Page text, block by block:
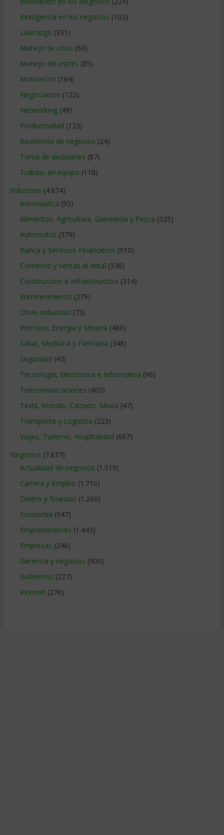
Inteligencia en los negocios (102)
Liderazgo (331)
Manejo de crisis (60)
Manejo del estrés (85)
Motivacion (164)
Negociacion (122)
Networking(49)
Productividad (123)
Reuniones de negocios (24)
Toma de decisiones (87)
Trabajo en equipo (118)
Industrias (4.874)
Aeronautica (95)
Alimentos, Agricultura, Ganaderia y Pesca (325)
Automotriz(379)
Banca y Servicios Financieros (910)
Comercio y ventas al detal (336)
Construccion e Infraestructura (314)
Entretenimiento (279)
Otras industrias (73)
Petroleo, Energia y Mineria (480)
Salud, Medicina y Farmacia (348)
Seguridad (43)
Tecnologia, Electronica e Informatica (96)
Telecomunicaciones (405)
Textil, Vestido, Calzado, Moda (47)
Transporte y Logistica (223)
Viajes, Turismo, Hospitalidad (697)
Negocios (7.837)
Actualidad de negocios (1.519)
Carrera y Empleo (1.710)
Dinero y finanzas (1.260)
Economía (947)
Emprendedores (1.443)
Empresas (246)
Gerencia y negocios (900)
Gobiernos (227)
Internet (276)